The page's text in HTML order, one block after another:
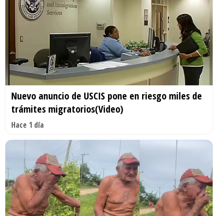
Nuevo anuncio de USCIS pone en riesgo miles de
trámites migratorios(Video)
Hace 1 día